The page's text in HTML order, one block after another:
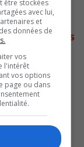
restaurants
être stockées
avec lui,
et
données de
vos
l'intérêt
vos options
page ou dans